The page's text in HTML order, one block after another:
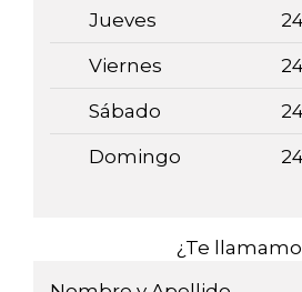
Jueves
Viernes
Sábado
Domingo
¿Te